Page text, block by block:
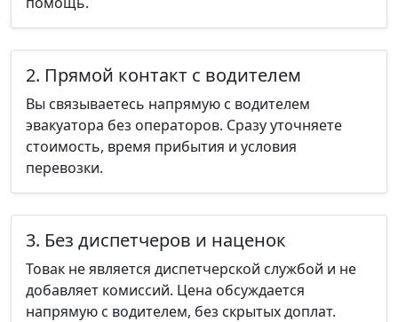
2. Прямой контакт с водителем
Вы связываетесь напрямую с водителем
эвакуатора без операторов. Сразу уточняете
стоимость, время прибытия и условия
перевозки.
3. Без диспетчеров и наценок
Товак не является диспетчерской службой и не
добавляет комиссий. Цена обсуждается
напрямую с водителем, без скрытых доплат.